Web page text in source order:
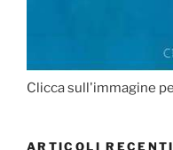
Clicca sull'immagine
ARTICOLI RECENTI